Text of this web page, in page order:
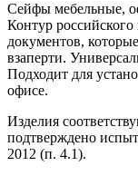
Сейфы мебельные,
Контур российского
документов,
взаперти.
Подходит для
офисе.
Изделия
подтверждено
2012 (п. 4.1).